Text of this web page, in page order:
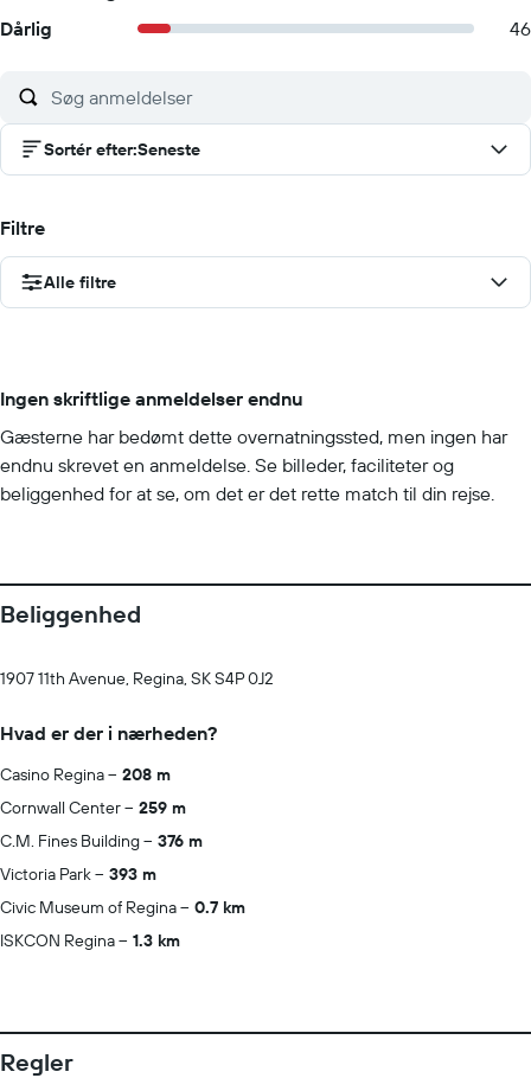
Dårlig
46
Sortér efter:Seneste
Filtre
Alle filtre
Ingen skriftlige anmeldelser endnu
Gæsterne har bedømt dette overnatningssted, men ingen har
endnu skrevet en anmeldelse. Se billeder, faciliteter og
beliggenhed for at se, om det er det rette match til din rejse.
Beliggenhed
1907 11th Avenue, Regina, SK S4P 0J2
Hvad er der i nærheden?
Casino Regina
208 m
Cornwall Center
259 m
C.M. Fines Building
376 m
Victoria Park
393 m
Civic Museum of Regina
0.7 km
ISKCON Regina
1.3 km
Regler